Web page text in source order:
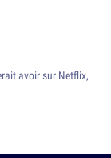
avoir sur Netflix,